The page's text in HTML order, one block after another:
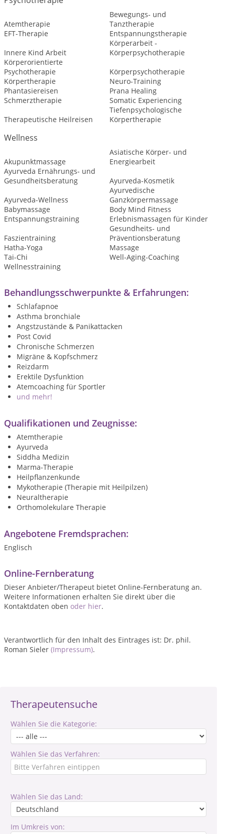
Therapeutensuche
Wählen Sie die Kategorie:
Wählen Sie das Verfahren:
Wählen Sie das Land:
Im Umkreis von:
Atemtherapie
Bewegungs- und
Tanztherapie
EFT-Therapie
Entspannungstherapie
Innere Kind Arbeit
Körperarbeit -
Körperpsychotherapie
Körperorientierte
Psychotherapie
Körperpsychotherapie
Körpertherapie
Neuro-Training
Phantasiereisen
Prana Healing
Schmerztherapie
Somatic Experiencing
Therapeutische Heilreisen
Tiefenpsychologische
Körpertherapie
Wellness
Akupunktmassage
Asiatische Körper- und
Energiearbeit
Ayurveda Ernährungs- und
Gesundheitsberatung
Ayurveda-Kosmetik
Ayurveda-Wellness
Ayurvedische
Ganzkörpermassage
Babymassage
Body Mind Fitness
Entspannungstraining
Erlebnismassagen für Kinder
Faszientraining
Gesundheits- und
Präventionsberatung
Hatha-Yoga
Massage
Tai-Chi
Well-Aging-Coaching
Wellnesstraining
Behandlungsschwerpunkte & Erfahrungen:
Schlafapnoe
Asthma bronchiale
Angstzustände & Panikattacken
Post Covid
Chronische Schmerzen
Migräne & Kopfschmerz
Reizdarm
Erektile Dysfunktion
Atemcoaching für Sportler
und mehr!
Qualifikationen und Zeugnisse:
Atemtherapie
Ayurveda
Siddha Medizin
Marma-Therapie
Heilpflanzenkunde
Mykotherapie (Therapie mit Heilpilzen)
Neuraltherapie
Orthomolekulare Therapie
Angebotene Fremdsprachen:
Englisch
Online-Fernberatung
Dieser Anbieter/Therapeut bietet Online-Fernberatung an.
Weitere Informationen erhalten Sie direkt über die
Kontaktdaten oben oder hier.
Verantwortlich für den Inhalt des Eintrages ist: Dr. phil.
Roman Sieler (Impressum).